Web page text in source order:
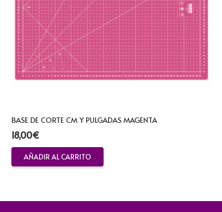
BASE DE CORTE CM Y PULGADAS MAGENTA
18,00€
AÑADIR AL CARRITO